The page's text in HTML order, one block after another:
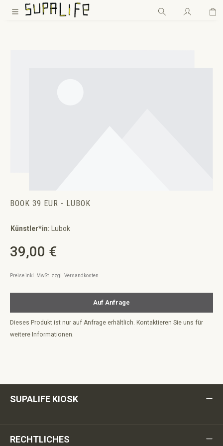
Zum Hauptinhalt springen
BOOK 39 EUR - LUBOK
Künstler*in: Lubok
Regulärer Preis:
39,00 €
Preise inkl. MwSt. zzgl. Versandkosten
Auf Anfrage
Dieses Produkt ist nur auf Anfrage erhältlich. Kontaktieren Sie uns für
weitere Informationen.
SUPALIFE KIOSK
RECHTLICHES